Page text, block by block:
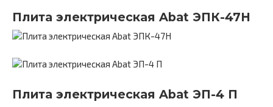
Плита электрическая Abat ЭПК-47Н
Плита электрическая Abat ЭП-4 П